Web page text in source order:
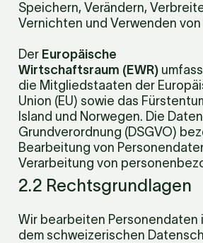
Speichern, Verändern,
Vernichten und Verwenden
Der Europäische
Wirtschaftsraum (EWR)
die Mitgliedstaaten der
Union (EU) sowie das
Island und Norwegen. Die
Grundverordnung (DSGVO)
Bearbeitung von
Verarbeitung von
2.2 Rechtsgrundlagen
Wir bearbeiten Personendaten
dem schweizerischen